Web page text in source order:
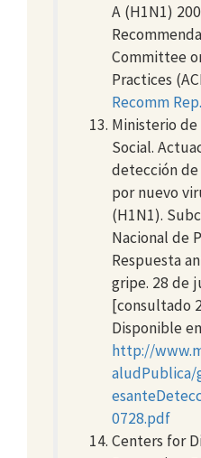
A (H1N1)
Committee
Practices
Recomm
Ministerio
Social.
detección de
por nuevo
(H1N1).
Nacional de
Respuesta
gripe. 28 de
[consultado
Disponible en
http://
aludPublica/
0728.pdf
Centers for